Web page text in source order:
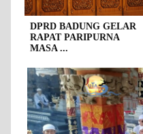
DPRD BADUNG GELAR
RAPAT PARIPURNA
MASA ...